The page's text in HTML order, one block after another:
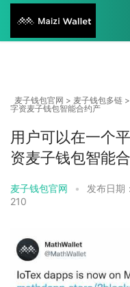
麦子钱包官网 > 麦子钱包多链
字资麦子钱包智能合约产
用户可以在一个
资麦子钱包智能
麦子钱包官网 • 发布日
210